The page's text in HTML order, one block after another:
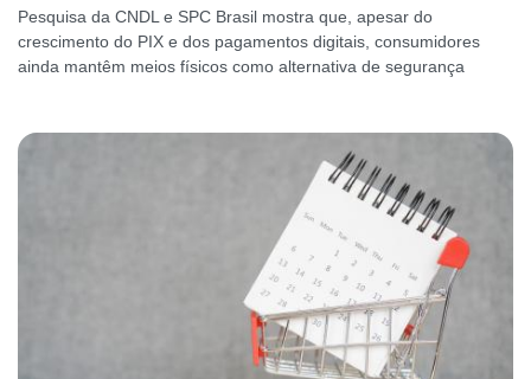
Pesquisa da CNDL e SPC Brasil mostra que, apesar do
crescimento do PIX e dos pagamentos digitais, consumidores
ainda mantêm meios físicos como alternativa de segurança